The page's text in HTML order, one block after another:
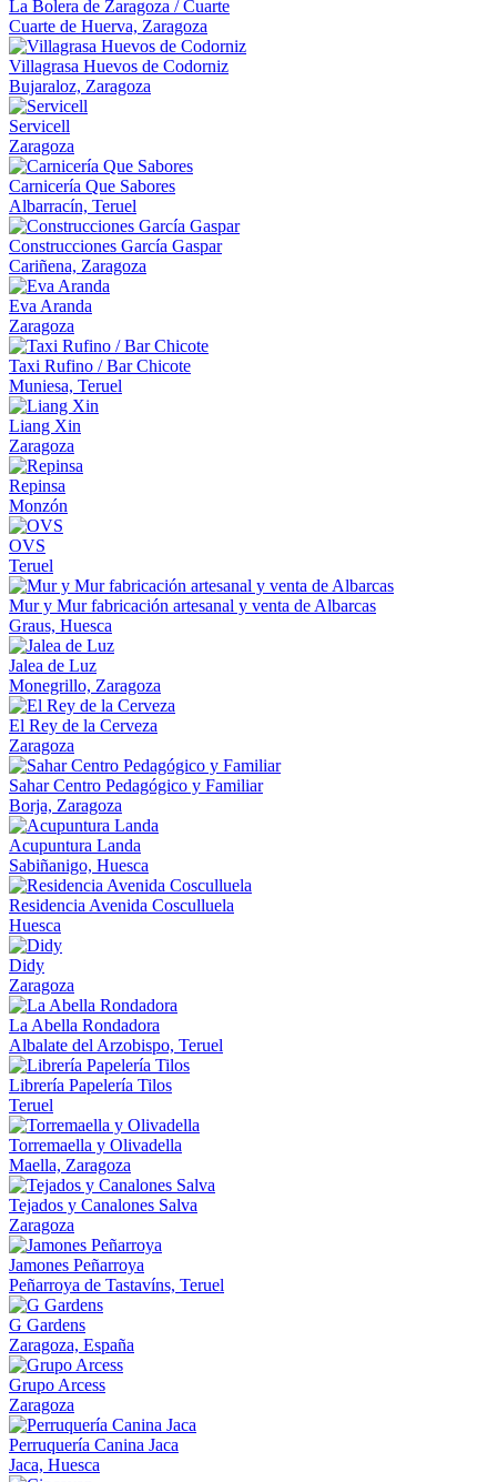
La Bolera de Zaragoza / Cuarte
Cuarte de Huerva, Zaragoza
Villagrasa Huevos de Codorniz
Bujaraloz, Zaragoza
Servicell
Zaragoza
Carnicería Que Sabores
Albarracín, Teruel
Construcciones García Gaspar
Cariñena, Zaragoza
Eva Aranda
Zaragoza
Taxi Rufino / Bar Chicote
Muniesa, Teruel
Liang Xin
Zaragoza
Repinsa
Monzón
OVS
Teruel
Mur y Mur fabricación artesanal y venta de Albarcas
Graus, Huesca
Jalea de Luz
Monegrillo, Zaragoza
El Rey de la Cerveza
Zaragoza
Sahar Centro Pedagógico y Familiar
Borja, Zaragoza
Acupuntura Landa
Sabiñanigo, Huesca
Residencia Avenida Cosculluela
Huesca
Didy
Zaragoza
La Abella Rondadora
Albalate del Arzobispo, Teruel
Librería Papelería Tilos
Teruel
Torremaella y Olivadella
Maella, Zaragoza
Tejados y Canalones Salva
Zaragoza
Jamones Peñarroya
Peñarroya de Tastavíns, Teruel
G Gardens
Zaragoza, España
Grupo Arcess
Zaragoza
Perruquería Canina Jaca
Jaca, Huesca